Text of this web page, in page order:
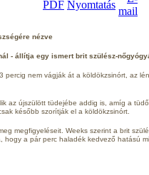
nézve
- állítja egy ismert brit szülész-
nem vágják át a köldökzsinórt, az
az újszülött tüdejébe addig is, amíg a
később szorítják el a köldökzsinórt.
megfigyeléseit. Weeks szerint a brit
a pár perc haladék kedvező hatású